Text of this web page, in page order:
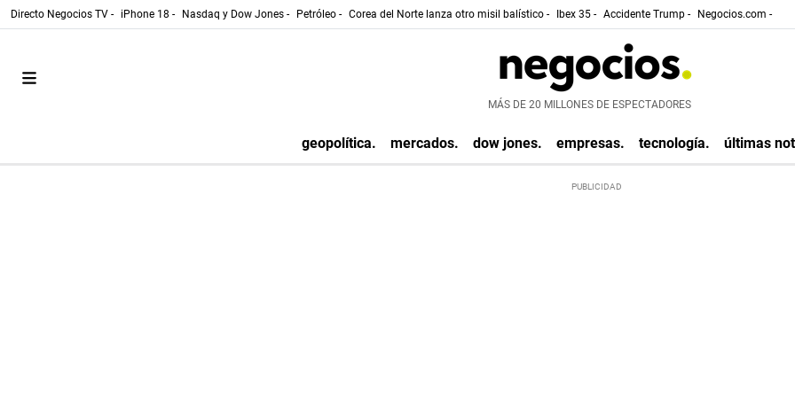
Directo Negocios TV - iPhone 18 - Nasdaq y Dow Jones - Petróleo - Corea del Norte lanza otro misil balístico - Ibex 35 - Accidente Trump - Negocios.com -
MÁS DE 20 MILLONES DE ESPECTADORES
geopolítica. mercados. dow jones. empresas. tecnología. últimas